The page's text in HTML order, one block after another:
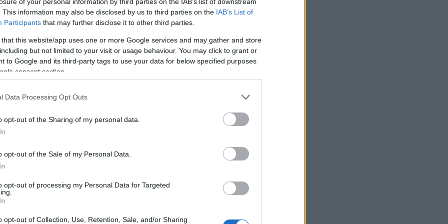
This information may also be disclosed by us to third parties on the IAB’s List of
Participants that may further disclose it to other third parties.
that this website/app uses one or more Google services and may gather and store
but not limited to your visit or usage behaviour. You may click to grant or
to Google and its third-party tags to use your data for below specified purposes
consent section.
Data Processing Opt Outs
opt-out of the Sharing of my personal data.
opt-out of the Sale of my Personal Data.
opt-out of processing my Personal Data for Targeted
opt-out of Collection, Use, Retention, Sale, and/or Sharing
.
ένα χρόνιο ζήτημα που αφορούσε την
και αξιολογητών, σημειώνοντας
νομοθετική πρόβλεψη.
του Υπουργού Ανάπτυξης,
τους για το έργο που
στο Ορμούζ
20:33
Υεμένη: Επίθεση των Χούθι σε
κυβερνητικές δυνάμεις - Τουλάχιστον
58 νεκροί
20:20 Fars: Το Ιράν εξετάζει νομοσχέδιο για
ΗΠΑ και Ισραήλ από το Ορμούζ
Επένδυση 6,3 δισ. δολαρίων από ΗΑΕ
για data center τεχνητής νοημοσύνης
Οπλισμένα τουρκικά F-16
πραγματοποίησαν 10 παραβάσεις και
Ο Ζελένσκι θα επισκεφθεί τη Σερβία
για πρώτη φορά από την έναρξη του